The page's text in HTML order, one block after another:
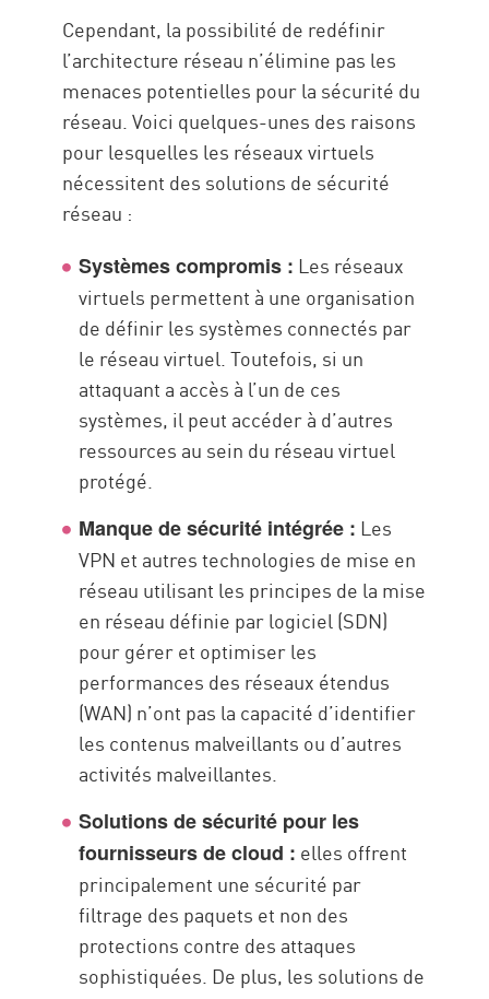
Cependant, la possibilité de redéfinir
l’architecture réseau n’élimine pas les
menaces potentielles pour la sécurité du
réseau. Voici quelques-unes des raisons
pour lesquelles les réseaux virtuels
nécessitent des solutions de sécurité
réseau :
Systèmes compromis : Les réseaux
virtuels permettent à une organisation
de définir les systèmes connectés par
le réseau virtuel. Toutefois, si un
attaquant a accès à l’un de ces
systèmes, il peut accéder à d’autres
ressources au sein du réseau virtuel
protégé.
Manque de sécurité intégrée : Les
VPN et autres technologies de mise en
réseau utilisant les principes de la mise
en réseau définie par logiciel (SDN)
pour gérer et optimiser les
performances des réseaux étendus
(WAN) n’ont pas la capacité d’identifier
les contenus malveillants ou d’autres
activités malveillantes.
Solutions de sécurité pour les
fournisseurs de cloud : elles offrent
principalement une sécurité par
filtrage des paquets et non des
protections contre des attaques
sophistiquées. De plus, les solutions de